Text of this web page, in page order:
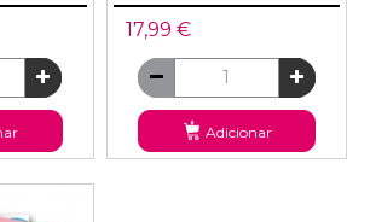
17,99 €
Adicionar